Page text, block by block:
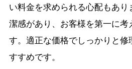
い料金を求められる心配もあ
潔感があり、お客様を第一に考
す。適正な価格でしっかりと
すすめです。